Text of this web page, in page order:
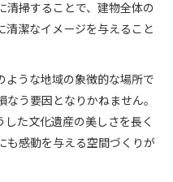
清掃することで、建物全体の
清潔なイメージを与えること
ような地域の象徴的な場所で
う要因となりかねません。
た文化遺産の美しさを長く
も感動を与える空間づくりが